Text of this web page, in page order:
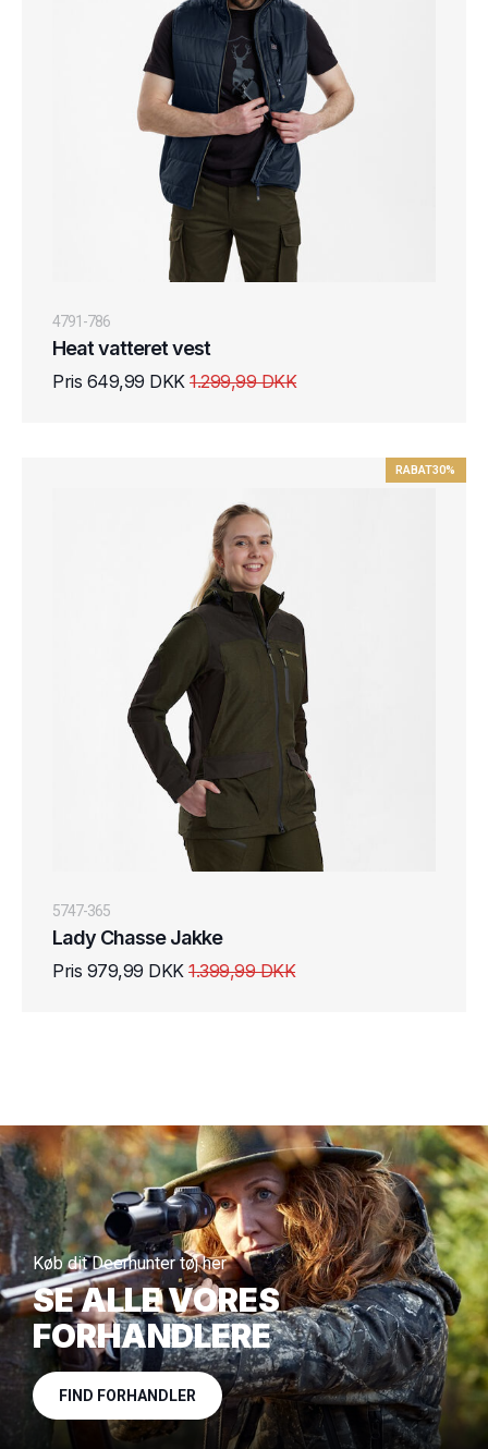
4791-786
Heat vatteret vest
Pris 649,99 DKK 1.299,99 DKK
RABAT30%
5747-365
Lady Chasse Jakke
Pris 979,99 DKK 1.399,99 DKK
Køb dit Deerhunter tøj her
SE ALLE VORES
FORHANDLERE
FIND FORHANDLER